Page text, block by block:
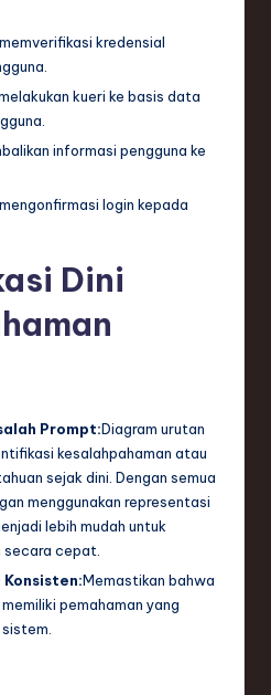
kredensial
kueri ke basis data
informasi pengguna ke
login kepada
Dini
Prompt:Diagram urutan
kesalahpahaman atau
sejak dini. Dengan semua
menggunakan representasi
lebih mudah untuk
secara cepat.
Konsisten:Memastikan bahwa
pemahaman yang